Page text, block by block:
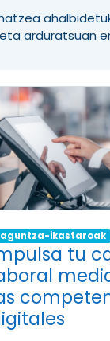
arduratsuan
ikastaroak
tu